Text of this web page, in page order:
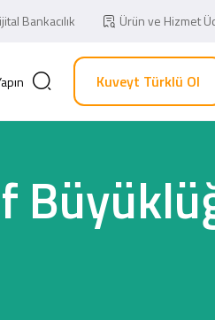
Bankacılık Ürün ve Hizmet
Kuveyt Türklü Ol